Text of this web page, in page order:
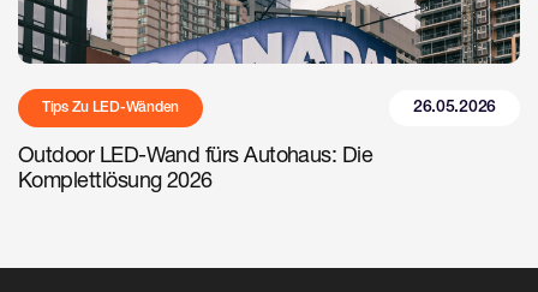
Tips Zu LED-Wänden 26.05.2026
Outdoor LED-Wand fürs Autohaus: Die
Komplettlösung 2026